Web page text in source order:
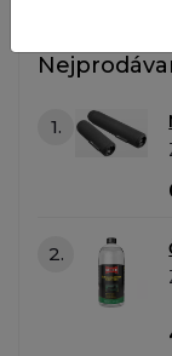
1.
2.